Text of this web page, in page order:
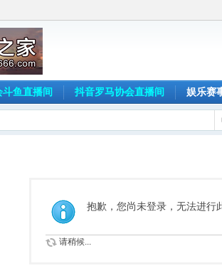
斗鱼直播间 抖音罗马协会直播间 娱乐赛
抱歉，您尚未登录，无法进行
请稍候...